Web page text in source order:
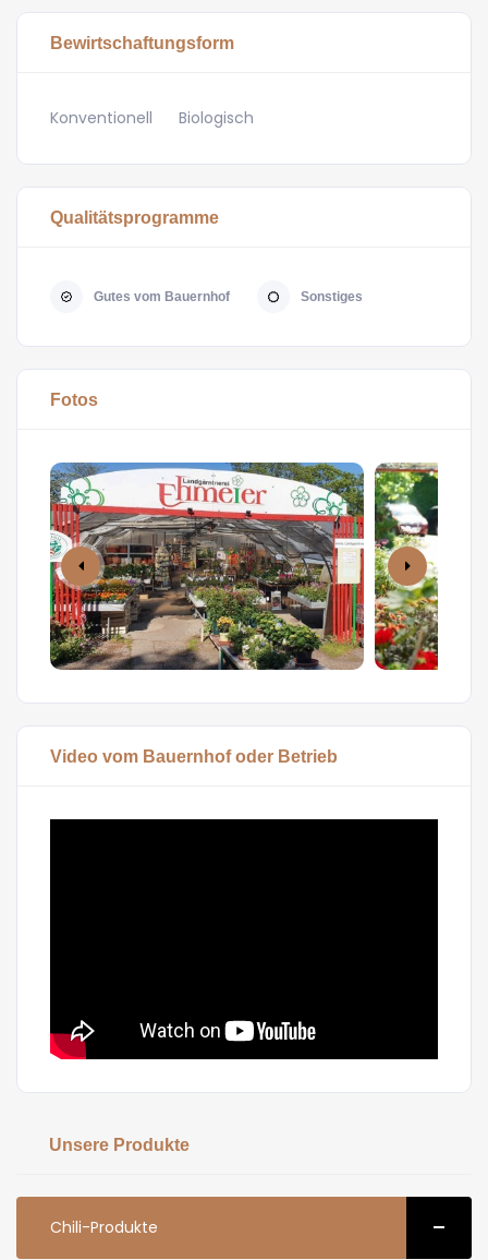
Bewirtschaftungsform
Konventionell Biologisch
Qualitätsprogramme
Gutes vom Bauernhof Sonstiges
Fotos
Video vom Bauernhof oder Betrieb
Unsere Produkte
Chili-Produkte